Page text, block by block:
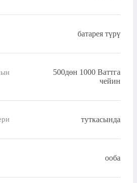
батарея түрү
500дөн 1000 Ваттга
чейин
туткасында
ооба